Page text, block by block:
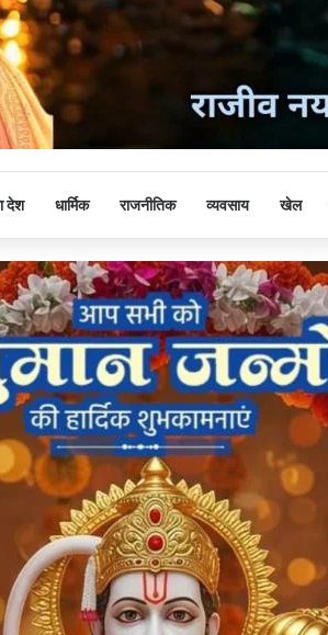
देश धार्मिक राजनीतिक व्यवसाय खेल